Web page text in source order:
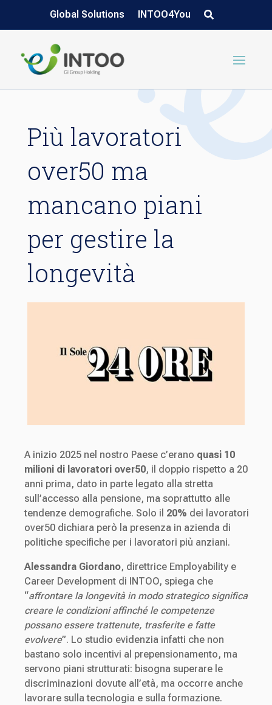
Global Solutions INTOO4You
Più lavoratori
over50 ma
mancano piani
per gestire la
longevità
A inizio 2025 nel nostro Paese c’erano quasi 10
milioni di lavoratori over50, il doppio rispetto a 20
anni prima, dato in parte legato alla stretta
sull’accesso alla pensione, ma soprattutto alle
tendenze demografiche. Solo il 20% dei lavoratori
over50 dichiara però la presenza in azienda di
politiche specifiche per i lavoratori più anziani.
Alessandra Giordano, direttrice Employability e
Career Development di INTOO, spiega che
“affrontare la longevità in modo strategico significa
creare le condizioni affinché le competenze
possano essere trattenute, trasferite e fatte
evolvere”. Lo studio evidenzia infatti che non
bastano solo incentivi al prepensionamento, ma
servono piani strutturati: bisogna superare le
discriminazioni dovute all’età, ma occorre anche
lavorare sulla tecnologia e sulla formazione.